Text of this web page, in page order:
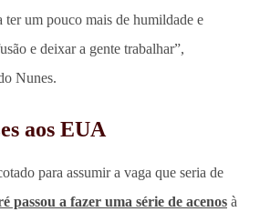
ter um pouco mais de humildade e
e deixar a gente trabalhar”,
Nunes.
aos EUA
para assumir a vaga que seria de
passou a fazer uma série de acenos à